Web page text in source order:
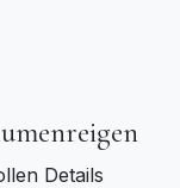
Details